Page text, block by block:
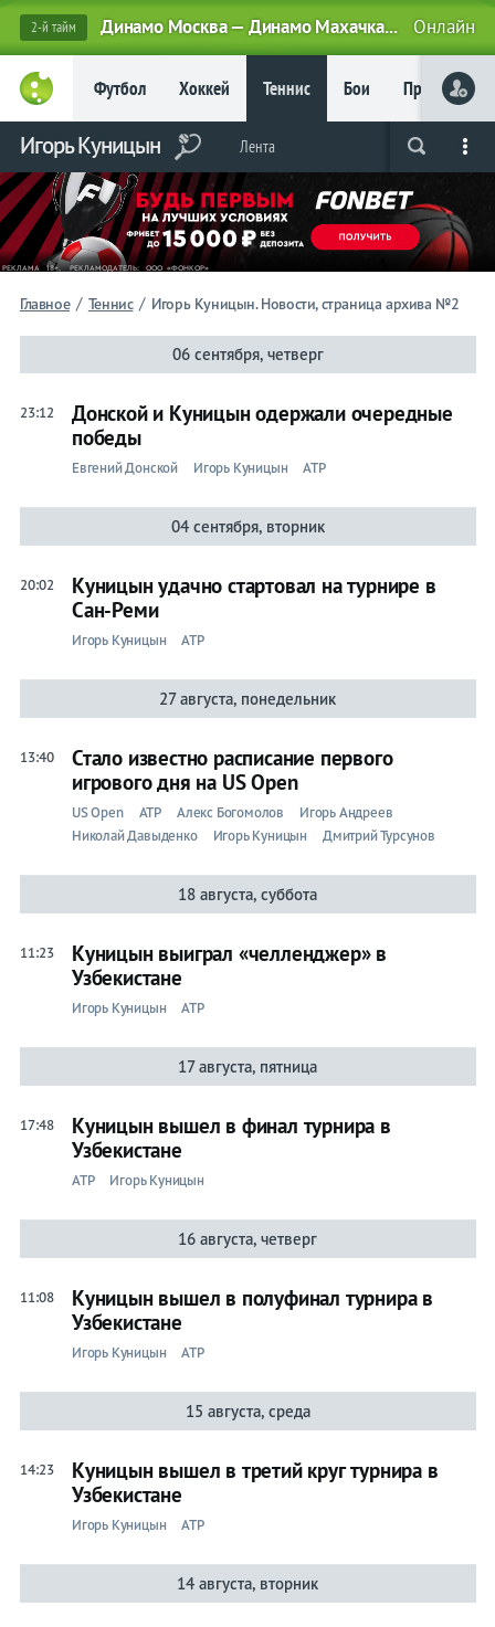
2-й тайм Динамо Москва — Динамо Махачкала Онлайн
Футбол Хоккей Теннис Бои Прочие
Live Вся лента Прогнозы Букмекеры
Игорь Куницын Лента
Главное / Теннис / Игорь Куницын. Новости, страница архива №2
06 сентября, четверг
23:12
Донской и Куницын одержали очередные
победы
Евгений Донской Игорь Куницын ATP
04 сентября, вторник
20:02
Куницын удачно стартовал на турнире в
Сан-Реми
Игорь Куницын ATP
27 августа, понедельник
13:40
Стало известно расписание первого
игрового дня на US Open
US Open ATP Алекс Богомолов
Игорь Андреев
Николай Давыденко
Игорь Куницын Дмитрий Турсунов
18 августа, суббота
11:23
Куницын выиграл «челленджер» в
Узбекистане
Игорь Куницын ATP
17 августа, пятница
17:48
Куницын вышел в финал турнира в
Узбекистане
ATP Игорь Куницын
16 августа, четверг
11:08
Куницын вышел в полуфинал турнира в
Узбекистане
Игорь Куницын ATP
15 августа, среда
14:23
Куницын вышел в третий круг турнира в
Узбекистане
Игорь Куницын ATP
14 августа, вторник
Главное
Фрибет
до 15
000 ₽
Новым
игрокам, без
условий
Футбол
Прогнозы
на спорт
Букмекеры
Теннис
Игорь
Куницын
Лента
Прогнозы
ATP
Прочие
Игры